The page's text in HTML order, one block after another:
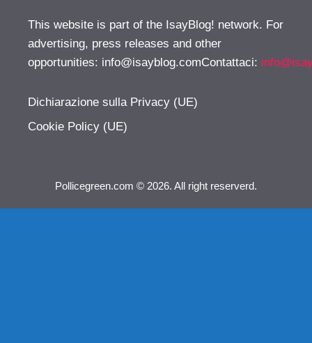
This website is part of the IsayBlog! network. For
advertising, press releases and other
opportunities: info@isayblog.comContattaci:
Dichiarazione sulla Privacy (UE)
Cookie Policy (UE)
Pollicegreen.com © 2026. All right reserverd.